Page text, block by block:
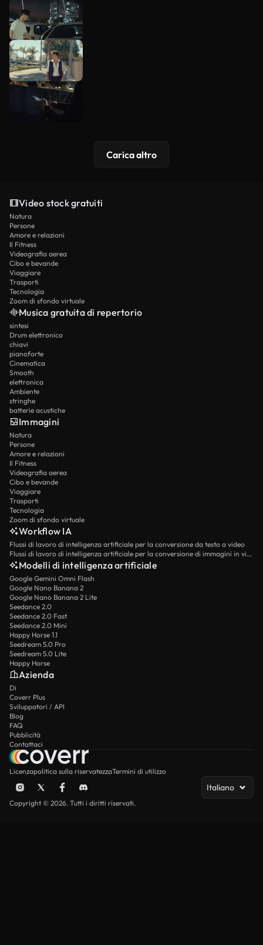
Carica altro
Video stock gratuiti
Natura
Persone
Amore e relazioni
Il Fitness
Videografia aerea
Cibo e bevande
Viaggiare
Trasporti
Tecnologia
Zoom di sfondo virtuale
Musica gratuita di repertorio
sintesi
Drum elettronico
chiavi
pianoforte
Cinematica
Smooth
elettronica
Ambiente
stringhe
batterie acustiche
Immagini
Natura
Persone
Amore e relazioni
Il Fitness
Videografia aerea
Cibo e bevande
Viaggiare
Trasporti
Tecnologia
Zoom di sfondo virtuale
Workflow IA
Flussi di lavoro di intelligenza artificiale per la conversione da testo a video
Flussi di lavoro di intelligenza artificiale per la conversione di immagini in video
Modelli di intelligenza artificiale
Google Gemini Omni Flash
Google Nano Banana 2
Google Nano Banana 2 Lite
Seedance 2.0
Seedance 2.0 Fast
Seedance 2.0 Mini
Happy Horse 1.1
Seedream 5.0 Pro
Seedream 5.0 Lite
Happy Horse
Azienda
Di
Coverr Plus
Sviluppatori / API
Blog
FAQ
Pubblicità
Contattaci
Licenzapolitica sulla riservatezzaTermini di utilizzo
Italiano
Copyright © 2026. Tutti i diritti riservati.